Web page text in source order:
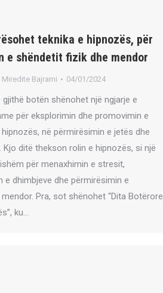
teknika e hipnozës, për
e shëndetit fizik dhe mendor
Miredite Bajrami 04/01/2024
gjithë botën shënohet një ngjarje e
për eksplorimin dhe promovimin e
në përmirësimin e jetës dhe
Kjo ditë thekson rolin e hipnozës, si një
për menaxhimin e stresit,
e dhimbjeve dhe përmirësimin e
Pra, sot shënohet “Dita Botërore
ku…